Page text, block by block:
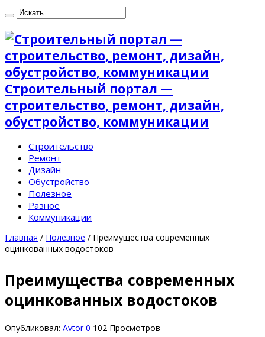
Строительный портал —
строительство, ремонт, дизайн,
обустройство, коммуникации
Строительство
Ремонт
Дизайн
Обустройство
Полезное
Разное
Коммуникации
Главная / Полезное / Преимущества современных
оцинкованных водостоков
Преимущества современных
оцинкованных водостоков
Опубликовал: Avtor0 102 Просмотров